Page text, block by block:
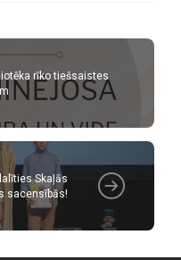
rīko tiešsaistes
Skaļās
sacensībās!